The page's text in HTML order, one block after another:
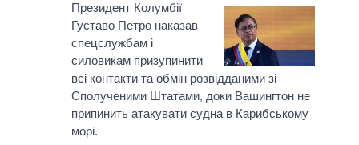
Президент Колумбії
Густаво Петро наказав
спецслужбам і
силовикам призупинити
всі контакти та обмін розвідданими зі
Сполученими Штатами, доки Вашингтон не
припинить атакувати судна в Карибському
морі.